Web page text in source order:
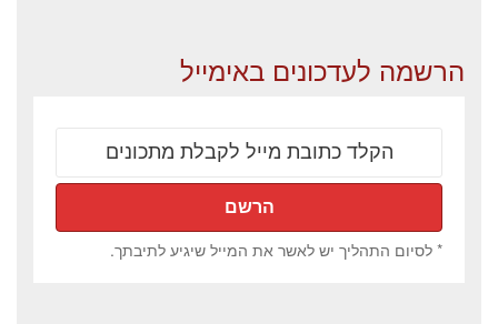
הרשמה לעדכונים באימייל
* לסיום התהליך יש לאשר את המייל שיגיע לתיבתך.